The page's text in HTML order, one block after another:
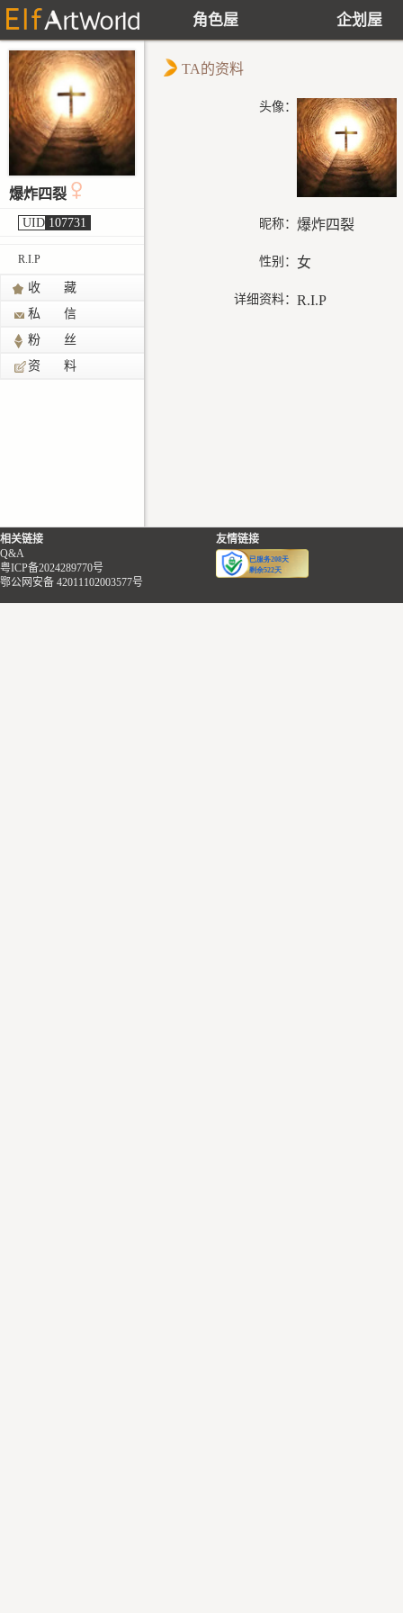
角色屋 企划屋
爆炸四裂
UID 107731
R.I.P
收 藏
私 信
粉 丝
资 料
TA的资料
头像：
昵称： 爆炸四裂
性别： 女
详细资料： R.I.P
相关链接
Q&A
粤ICP备2024289770号
鄂公网安备 42011102003577号
友情链接